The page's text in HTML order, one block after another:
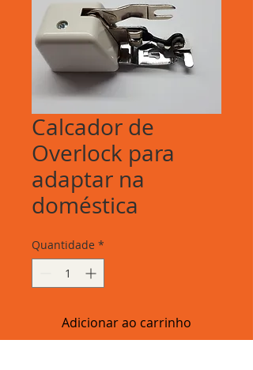
Calcador de
Overlock para
adaptar na
doméstica
Quantidade *
Adicionar ao carrinho